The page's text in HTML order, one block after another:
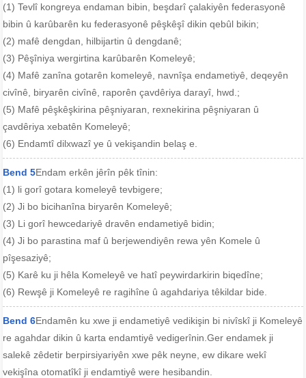
(1) Tevlî kongreya endaman bibin, beşdarî çalakiyên federasyonê
bibin û karûbarên ku federasyonê pêşkêşî dikin qebûl bikin;
(2) mafê dengdan, hilbijartin û dengdanê;
(3) Pêşîniya wergirtina karûbarên Komeleyê;
(4) Mafê zanîna gotarên komeleyê, navnîşa endametiyê, deqeyên
civînê, biryarên civînê, raporên çavdêriya darayî, hwd.;
(5) Mafê pêşkêşkirina pêşniyaran, rexnekirina pêşniyaran û
çavdêriya xebatên Komeleyê;
(6) Endamtî dilxwazî ​​ye û vekişandin belaş e.
Bend 5Endam erkên jêrîn pêk tînin:
(1) li gorî gotara komeleyê tevbigere;
(2) Ji bo bicihanîna biryarên Komeleyê;
(3) Li gorî hewcedariyê dravên endametiyê bidin;
(4) Ji bo parastina maf û berjewendiyên rewa yên Komele û
pîşesaziyê;
(5) Karê ku ji hêla Komeleyê ve hatî peywirdarkirin biqedîne;
(6) Rewşê ji Komeleyê re ragihîne û agahdariya têkildar bide.
Bend 6Endamên ku xwe ji endametiyê vedikişin bi nivîskî ji Komeleyê
re agahdar dikin û karta endamtiyê vedigerînin.Ger endamek ji
salekê zêdetir berpirsiyariyên xwe pêk neyne, ew dikare wekî
vekişîna otomatîkî ji endamtiyê were hesibandin.